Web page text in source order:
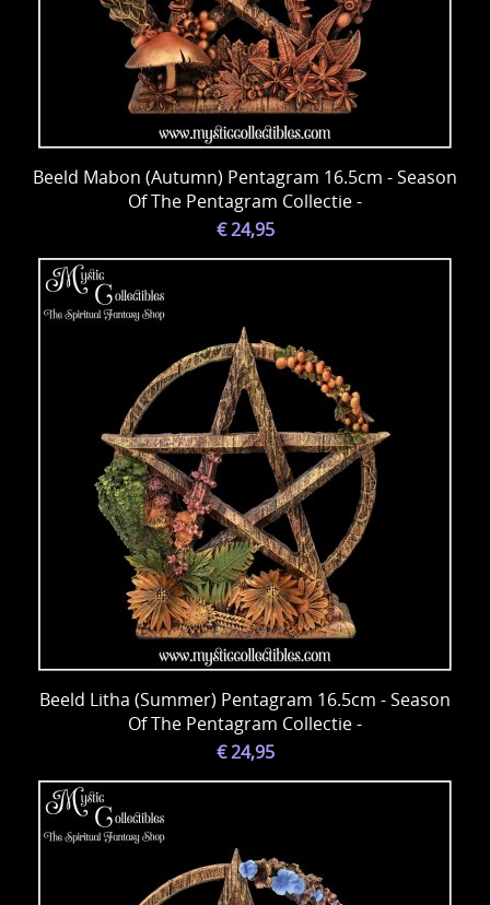
Beeld Mabon (Autumn) Pentagram 16.5cm - Season
Of The Pentagram Collectie -
€ 24,95
Beeld Litha (Summer) Pentagram 16.5cm - Season
Of The Pentagram Collectie -
€ 24,95